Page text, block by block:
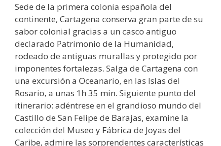
Sede de la primera colonia española del
continente, Cartagena conserva gran parte de su
sabor colonial gracias a un casco antiguo
declarado Patrimonio de la Humanidad,
rodeado de antiguas murallas y protegido por
imponentes fortalezas. Salga de Cartagena con
una excursión a Oceanario, en las Islas del
Rosario, a unas 1h 35 min. Siguiente punto del
itinerario: adéntrese en el grandioso mundo del
Castillo de San Felipe de Barajas, examine la
colección del Museo y Fábrica de Joyas del
Caribe, admire las sorprendentes características